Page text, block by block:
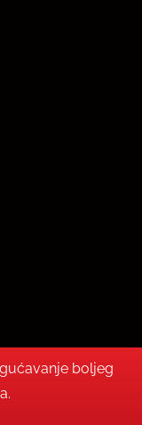
boljeg